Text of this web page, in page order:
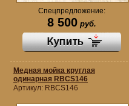
Спецпредложение:
8 500руб.
Медная мойка круглая
одинарная RBCS146
Артикул: RBCS146